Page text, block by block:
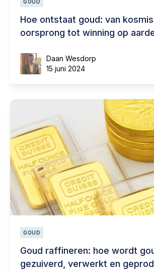
GOUD
Hoe ontstaat goud: van
oorsprong tot winning op
Daan Wesdorp
15 juni 2024
GOUD
Goud raffineren: hoe wordt
gezuiverd, verwerkt en